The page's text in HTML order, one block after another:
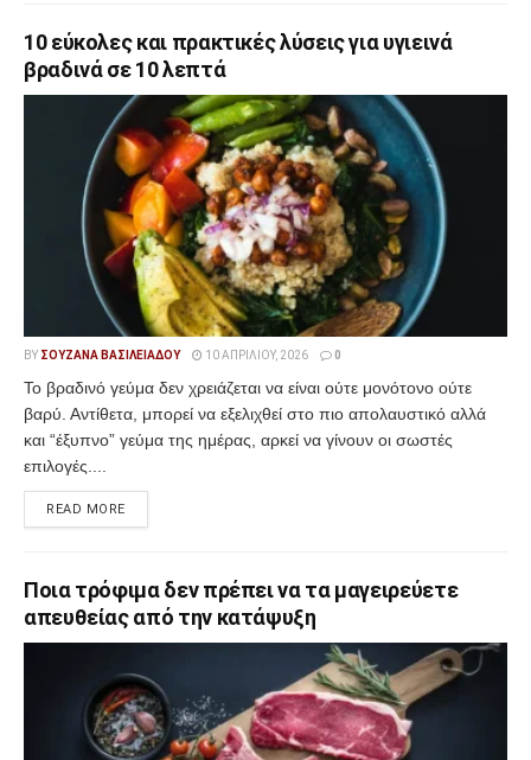
10 εύκολες και πρακτικές λύσεις για υγιεινά
βραδινά σε 10 λεπτά
BY ΣΟΥΖΆΝΑ ΒΑΣΙΛΕΙΆΔΟΥ 10 ΑΠΡΙΛΊΟΥ, 2026 0
Το βραδινό γεύμα δεν χρειάζεται να είναι ούτε μονότονο ούτε
βαρύ. Αντίθετα, μπορεί να εξελιχθεί στο πιο απολαυστικό αλλά
και “έξυπνο” γεύμα της ημέρας, αρκεί να γίνουν οι σωστές
επιλογές....
READ MORE
Ποια τρόφιμα δεν πρέπει να τα μαγειρεύετε
απευθείας από την κατάψυξη